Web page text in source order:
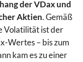
der VDax und
Aktien. Gemäß
Volatilität ist der
Wertes – bis zum
kam es zu einer